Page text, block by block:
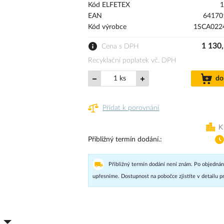
Kód ELFETEX
EAN
Kód výrobce
Cena s DPH 1
Recyklační poplatek vč. DPH
ks
Přidat k porovnání
Přibližný termín dodání.
Přibližný termín dodání není znám. Po
upřesníme. Dostupnost na pobočce zjistíte v detailu